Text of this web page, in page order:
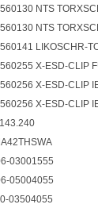
NTS
NTS
LIKOSCHR-
X-ESD-CLIP
X-ESD-CLIP
X-ESD-CLIP
03001555
05004055
03504055